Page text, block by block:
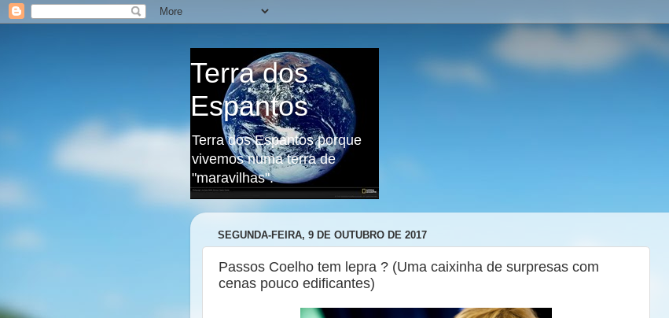
Terra dos
Espantos
Terra dos Espantos porque
vivemos numa terra de
"maravilhas".
SEGUNDA-FEIRA, 9 DE OUTUBRO DE 2017
Passos Coelho tem lepra ? (Uma caixinha de surpresas com
cenas pouco edificantes)